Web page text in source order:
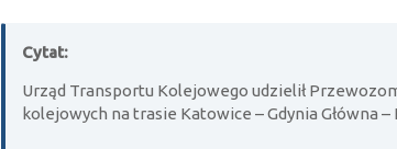
Cytat:
Urząd Transportu Kolejowego udzielił
kolejowych na trasie Katowice – Gdynia Główna –